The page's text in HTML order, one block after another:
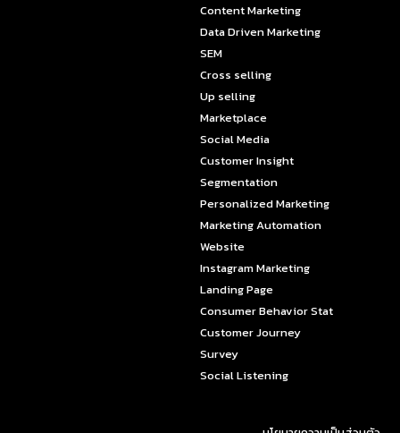
Content Marketing
Data Driven Marketing
SEM
Cross selling
Up selling
Marketplace
Social Media
Customer Insight
Segmentation
Personalized Marketing
Marketing Automation
Website
Instagram Marketing
Landing Page
Consumer Behavior Stat
Customer Journey
Survey
Social Listening